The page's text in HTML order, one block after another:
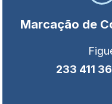
Marcação de
233 411